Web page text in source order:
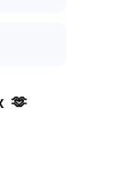
🫶